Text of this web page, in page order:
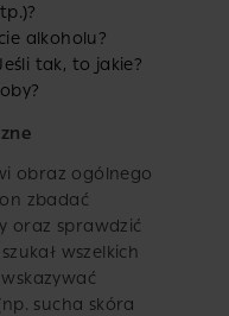
alkoholu?
tak, to jakie?
obraz ogólnego
zbadać
oraz sprawdzić
wszelkich
sucha skóra